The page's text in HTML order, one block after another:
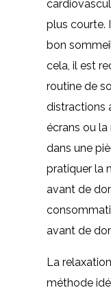
plus courte.
bon
cela, il est
routine de
distractions
écrans ou
dans une
pratiquer la
avant de
avant de
La
méthode